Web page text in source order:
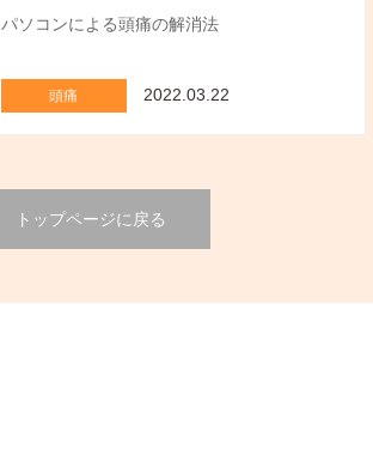
パソコンによる頭痛の解消法
頭痛 2022.03.22
トップページに戻る